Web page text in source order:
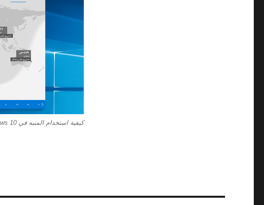
كيفية استخدام المنبه في windows 10